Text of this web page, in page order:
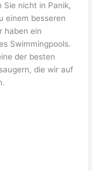
Sie nicht in Panik,
einem besseren
haben ein
Swimmingpools.
der besten
die wir auf